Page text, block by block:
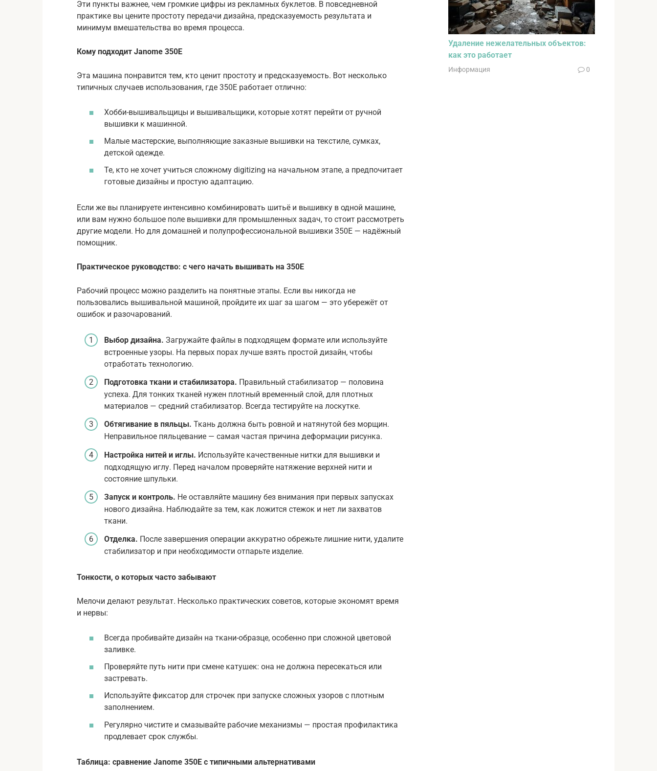
Эти пункты важнее, чем громкие цифры из рекламных буклетов. В повседневной
практике вы цените простоту передачи дизайна, предсказуемость результата и
минимум вмешательства во время процесса.
Кому подходит Janome 350E
Эта машина понравится тем, кто ценит простоту и предсказуемость. Вот несколько
типичных случаев использования, где 350E работает отлично:
Хобби-вышивальщицы и вышивальщики, которые хотят перейти от ручной
вышивки к машинной.
Малые мастерские, выполняющие заказные вышивки на текстиле, сумках,
детской одежде.
Те, кто не хочет учиться сложному digitizing на начальном этапе, а предпочитает
готовые дизайны и простую адаптацию.
Если же вы планируете интенсивно комбинировать шитьё и вышивку в одной машине,
или вам нужно большое поле вышивки для промышленных задач, то стоит рассмотреть
другие модели. Но для домашней и полупрофессиональной вышивки 350E — надёжный
помощник.
Практическое руководство: с чего начать вышивать на 350E
Рабочий процесс можно разделить на понятные этапы. Если вы никогда не
пользовались вышивальной машиной, пройдите их шаг за шагом — это убережёт от
ошибок и разочарований.
Выбор дизайна. Загружайте файлы в подходящем формате или используйте
встроенные узоры. На первых порах лучше взять простой дизайн, чтобы
отработать технологию.
Подготовка ткани и стабилизатора. Правильный стабилизатор — половина
успеха. Для тонких тканей нужен плотный временный слой, для плотных
материалов — средний стабилизатор. Всегда тестируйте на лоскутке.
Обтягивание в пяльцы. Ткань должна быть ровной и натянутой без морщин.
Неправильное пяльцевание — самая частая причина деформации рисунка.
Настройка нитей и иглы. Используйте качественные нитки для вышивки и
подходящую иглу. Перед началом проверяйте натяжение верхней нити и
состояние шпульки.
Запуск и контроль. Не оставляйте машину без внимания при первых запусках
нового дизайна. Наблюдайте за тем, как ложится стежок и нет ли захватов
ткани.
Отделка. После завершения операции аккуратно обрежьте лишние нити, удалите
стабилизатор и при необходимости отпарьте изделие.
Тонкости, о которых часто забывают
Мелочи делают результат. Несколько практических советов, которые экономят время
и нервы:
Всегда пробивайте дизайн на ткани-образце, особенно при сложной цветовой
заливке.
Проверяйте путь нити при смене катушек: она не должна пересекаться или
застревать.
Используйте фиксатор для строчек при запуске сложных узоров с плотным
заполнением.
Регулярно чистите и смазывайте рабочие механизмы — простая профилактика
продлевает срок службы.
Таблица: сравнение Janome 350E с типичными альтернативами
Удаление нежелательных объектов:
как это работает
Информация 0